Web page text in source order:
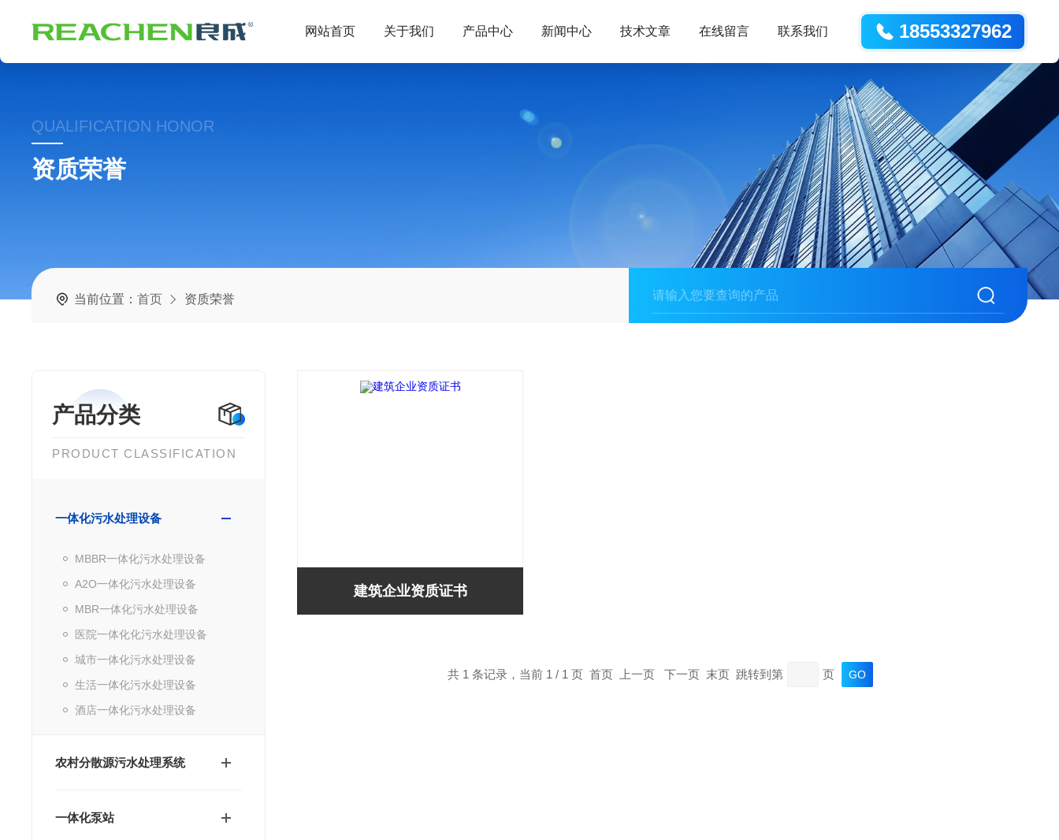
18553327962
网站首页 关于我们 产品中心 新闻中心 技术文章 在线留言 联系我们
QUALIFICATION HONOR
资质荣誉
当前位置：首页 资质荣誉
产品分类
PRODUCT CLASSIFICATION
一体化污水处理设备
MBBR一体化污水处理设备
A2O一体化污水处理设备
MBR一体化污水处理设备
医院一体化化污水处理设备
城市一体化污水处理设备
生活一体化污水处理设备
酒店一体化污水处理设备
农村分散源污水处理系统
一体化泵站
建筑企业资质证书
共 1 条记录，当前 1 / 1 页 首页 上一页 下一页 末页 跳转到第 页